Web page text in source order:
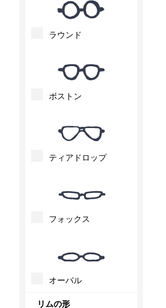
ラウンド
ボストン
ティアドロップ
フォックス
オーバル
リムの形